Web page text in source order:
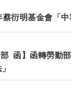
蔡衍明基金會「
部 函】函轉勞動